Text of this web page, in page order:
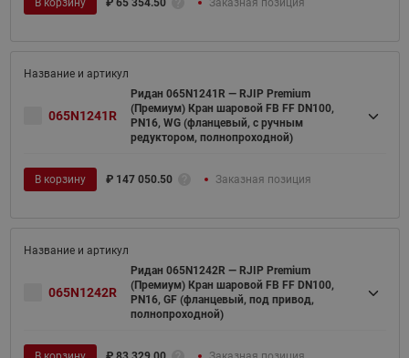
В корзину ₽ 65 354.50 Заказная позиция
065N1241R
Ридан 065N1241R — RJIP Premium
(Премиум) Кран шаровой FB FF DN100,
PN16, WG (фланцевый, с ручным
редуктором, полнопроходной)
В корзину ₽ 147 050.50 Заказная позиция
065N1242R
Ридан 065N1242R — RJIP Premium
(Премиум) Кран шаровой FB FF DN100,
PN16, GF (фланцевый, под привод,
полнопроходной)